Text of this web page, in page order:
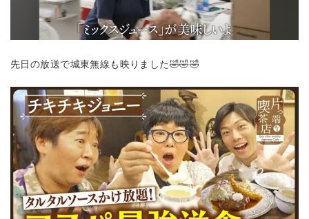
先日の放送で城東無線も映りました🤣🤣🤣